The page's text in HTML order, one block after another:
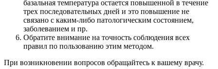
базальная температура остается повышенной в течение
трех последовательных дней и это повышение не
связано с каким-либо патологическим состоянием,
заболеванием и пр.
Обратите внимание на точность соблюдения всех
правил по пользованию этим методом.
При возникновении вопросов обращайтесь к вашему врачу.